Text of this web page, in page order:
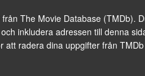
The Movie Database (TMDb).
och inkludera adressen till denna
radera dina uppgifter från